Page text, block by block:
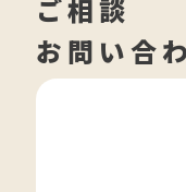
ご相談
お問い合